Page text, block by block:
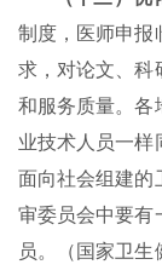
制度，医师申报
求，对论文、科
和服务质量。各
业技术人员一样
面向社会组建的
审委员会中要有
员。（国家卫